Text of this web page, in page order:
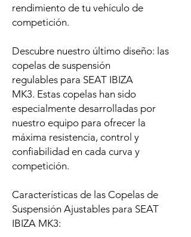
rendimiento de tu vehículo de
competición.
Descubre nuestro último diseño: las
copelas de suspensión
regulables para SEAT IBIZA
MK3. Estas copelas han sido
especialmente desarrolladas por
nuestro equipo para ofrecer la
máxima resistencia, control y
confiabilidad en cada curva y
competición.
Características de las Copelas de
Suspensión Ajustables para SEAT
IBIZA MK3: